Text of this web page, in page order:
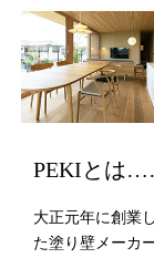
PEKIとは
大正元年に創業
た塗り壁メーカ